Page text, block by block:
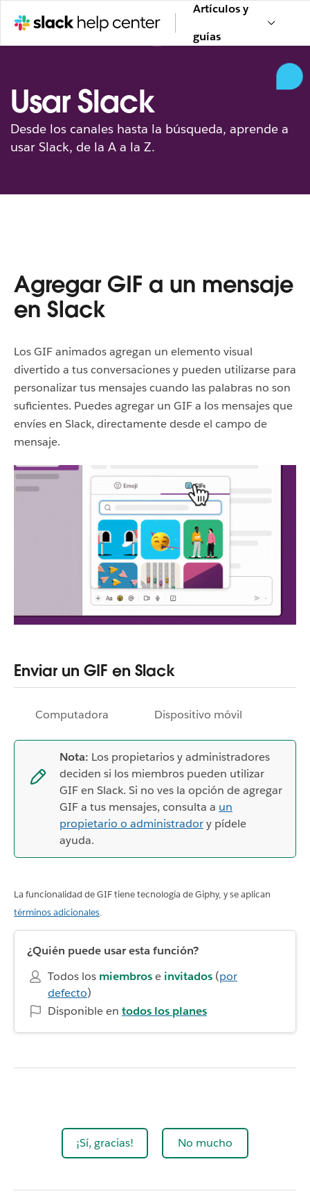
Artículos y
guías
Usar Slack
Desde los canales hasta la búsqueda, aprende a
usar Slack, de la A a la Z.
Agregar GIF a un mensaje
en Slack
Los GIF animados agregan un elemento visual
divertido a tus conversaciones y pueden utilizarse para
personalizar tus mensajes cuando las palabras no son
suficientes. Puedes agregar un GIF a los mensajes que
envíes en Slack, directamente desde el campo de
mensaje.
Enviar un GIF en Slack
Computadora Dispositivo móvil
Nota: Los propietarios y administradores
deciden si los miembros pueden utilizar
GIF en Slack. Si no ves la opción de agregar
GIF a tus mensajes, consulta a un
propietario o administradory pídele
ayuda.
La funcionalidad de GIF tiene tecnología de Giphy, y se aplican
términos adicionales.
¿Quién puede usar esta función?
Todos los miembrose invitados (por
defecto)
Disponible en todos los planes
¡Sí, gracias! No mucho